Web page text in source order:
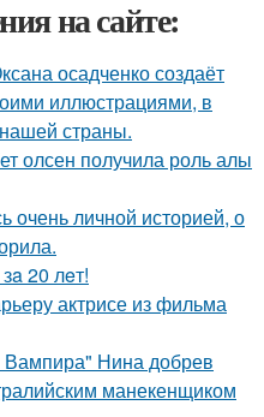
на сайте:
осадченко создаёт
иллюстрациями, в
страны.
олсен получила роль алы
очень личной историей, о
20 лeт!
актрисе из фильма
Вампира" Нина добрев
манекенщиком